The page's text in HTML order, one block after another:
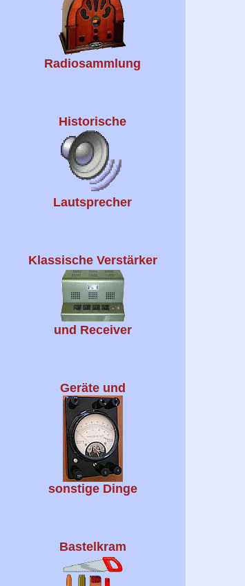
Radiosammlung
Historische
Lautsprecher
Klassische Verstärker
und Receiver
Geräte und
sonstige Dinge
Bastelkram